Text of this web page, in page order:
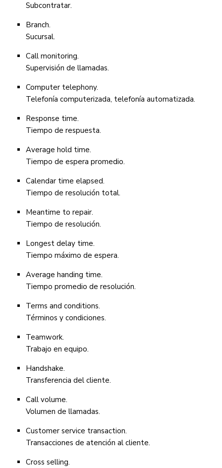
Subcontratar.
Branch.
Sucursal.
Call monitoring.
Supervisión de llamadas.
Computer telephony.
Telefonía computerizada, telefonía automatizada.
Response time.
Tiempo de respuesta.
Average hold time.
Tiempo de espera promedio.
Calendar time elapsed.
Tiempo de resolución total.
Meantime to repair.
Tiempo de resolución.
Longest delay time.
Tiempo máximo de espera.
Average handing time.
Tiempo promedio de resolución.
Terms and conditions.
Términos y condiciones.
Teamwork.
Trabajo en equipo.
Handshake.
Transferencia del cliente.
Call volume.
Volumen de llamadas.
Customer service transaction.
Transacciones de atención al cliente.
Cross selling.